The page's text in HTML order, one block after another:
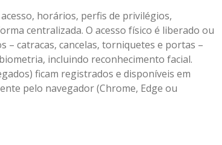
horários, perfis de privilégios,
centralizada. O acesso físico é liberado ou
catracas, cancelas, torniquetes e portas –
incluindo reconhecimento facial.
ficam registrados e disponíveis em
pelo navegador (Chrome, Edge ou